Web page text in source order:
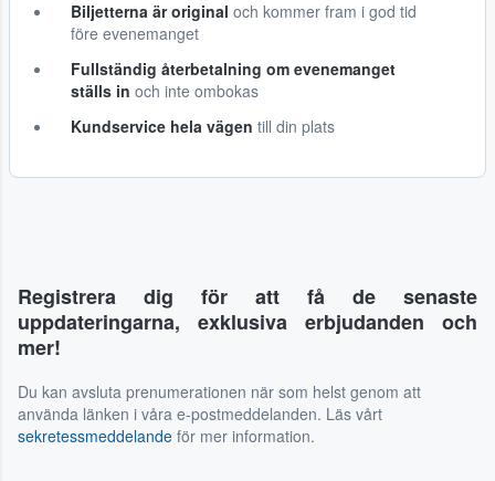
Biljetterna är original och kommer fram i god tid
före evenemanget
Fullständig återbetalning om evenemanget
ställs in och inte ombokas
Kundservice hela vägen till din plats
Registrera dig för att få de senaste
uppdateringarna, exklusiva erbjudanden och
mer!
Du kan avsluta prenumerationen när som helst genom att
använda länken i våra e-postmeddelanden. Läs vårt
sekretessmeddelande för mer information.